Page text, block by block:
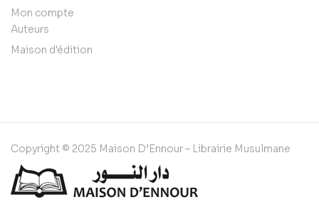
Mon compte
Auteurs
Maison d'édition
Copyright © 2025 Maison D’Ennour – Librairie Musulmane